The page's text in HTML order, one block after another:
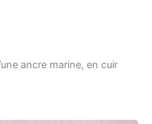
ancre marine, en cuir